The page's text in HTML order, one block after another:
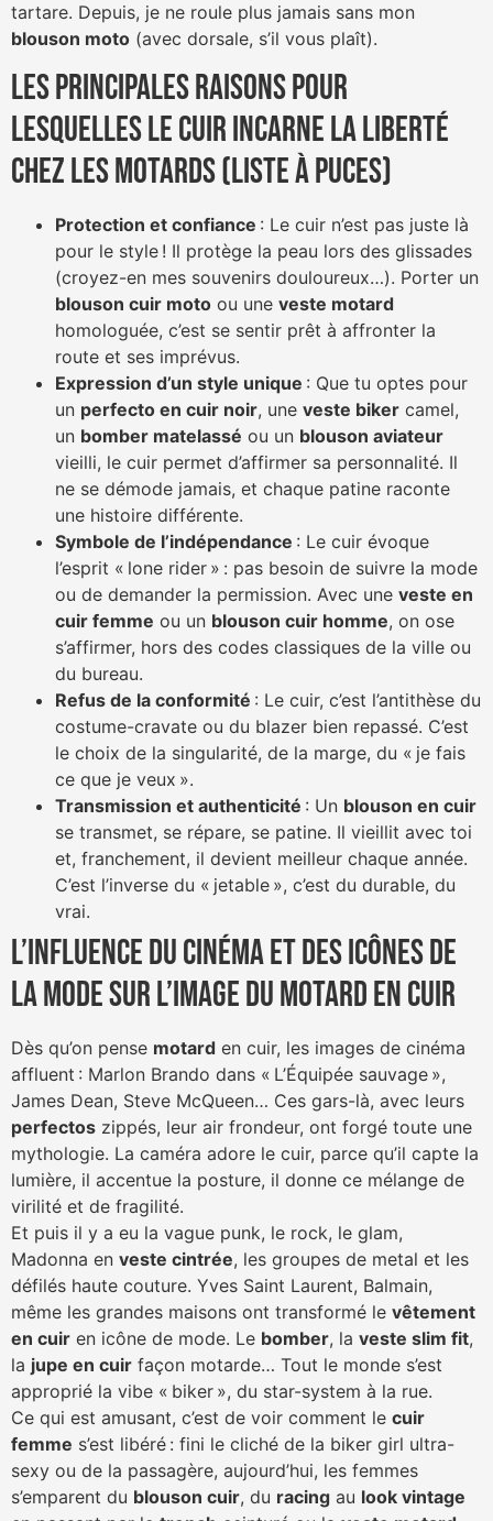
tartare. Depuis, je ne roule plus jamais sans mon
blouson moto (avec dorsale, s’il vous plaît).
Les principales raisons pour
lesquelles le cuir incarne la liberté
chez les motards (liste à puces)
Protection et confiance : Le cuir n’est pas juste là
pour le style ! Il protège la peau lors des glissades
(croyez-en mes souvenirs douloureux…). Porter un
blouson cuir moto ou une veste motard
homologuée, c’est se sentir prêt à affronter la
route et ses imprévus.
Expression d’un style unique : Que tu optes pour
un perfecto en cuir noir, une veste biker camel,
un bomber matelassé ou un blouson aviateur
vieilli, le cuir permet d’affirmer sa personnalité. Il
ne se démode jamais, et chaque patine raconte
une histoire différente.
Symbole de l’indépendance : Le cuir évoque
l’esprit « lone rider » : pas besoin de suivre la mode
ou de demander la permission. Avec une veste en
cuir femme ou un blouson cuir homme, on ose
s’affirmer, hors des codes classiques de la ville ou
du bureau.
Refus de la conformité : Le cuir, c’est l’antithèse du
costume-cravate ou du blazer bien repassé. C’est
le choix de la singularité, de la marge, du « je fais
ce que je veux ».
Transmission et authenticité : Un blouson en cuir
se transmet, se répare, se patine. Il vieillit avec toi
et, franchement, il devient meilleur chaque année.
C’est l’inverse du « jetable », c’est du durable, du
vrai.
L’influence du cinéma et des icônes de
la mode sur l’image du motard en cuir
Dès qu’on pense motard en cuir, les images de cinéma
affluent : Marlon Brando dans « L’Équipée sauvage »,
James Dean, Steve McQueen… Ces gars-là, avec leurs
perfectos zippés, leur air frondeur, ont forgé toute une
mythologie. La caméra adore le cuir, parce qu’il capte la
lumière, il accentue la posture, il donne ce mélange de
virilité et de fragilité.
Et puis il y a eu la vague punk, le rock, le glam,
Madonna en veste cintrée, les groupes de metal et les
défilés haute couture. Yves Saint Laurent, Balmain,
même les grandes maisons ont transformé le vêtement
en cuir en icône de mode. Le bomber, la veste slim fit,
la jupe en cuir façon motarde… Tout le monde s’est
approprié la vibe « biker », du star-system à la rue.
Ce qui est amusant, c’est de voir comment le cuir
femme s’est libéré : fini le cliché de la biker girl ultra-
sexy ou de la passagère, aujourd’hui, les femmes
s’emparent du blouson cuir, du racing au look vintage